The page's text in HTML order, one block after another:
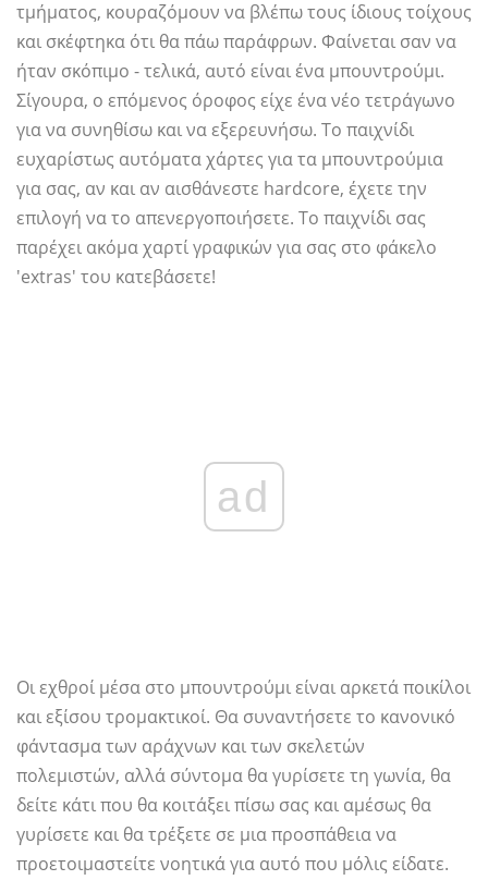
τμήματος, κουραζόμουν να βλέπω τους ίδιους τοίχους
και σκέφτηκα ότι θα πάω παράφρων. Φαίνεται σαν να
ήταν σκόπιμο - τελικά, αυτό είναι ένα μπουντρούμι.
Σίγουρα, ο επόμενος όροφος είχε ένα νέο τετράγωνο
για να συνηθίσω και να εξερευνήσω. Το παιχνίδι
ευχαρίστως αυτόματα χάρτες για τα μπουντρούμια
για σας, αν και αν αισθάνεστε hardcore, έχετε την
επιλογή να το απενεργοποιήσετε. Το παιχνίδι σας
παρέχει ακόμα χαρτί γραφικών για σας στο φάκελο
'extras' του κατεβάσετε!
ad
Οι εχθροί μέσα στο μπουντρούμι είναι αρκετά ποικίλοι
και εξίσου τρομακτικοί. Θα συναντήσετε το κανονικό
φάντασμα των αράχνων και των σκελετών
πολεμιστών, αλλά σύντομα θα γυρίσετε τη γωνία, θα
δείτε κάτι που θα κοιτάξει πίσω σας και αμέσως θα
γυρίσετε και θα τρέξετε σε μια προσπάθεια να
προετοιμαστείτε νοητικά για αυτό που μόλις είδατε.